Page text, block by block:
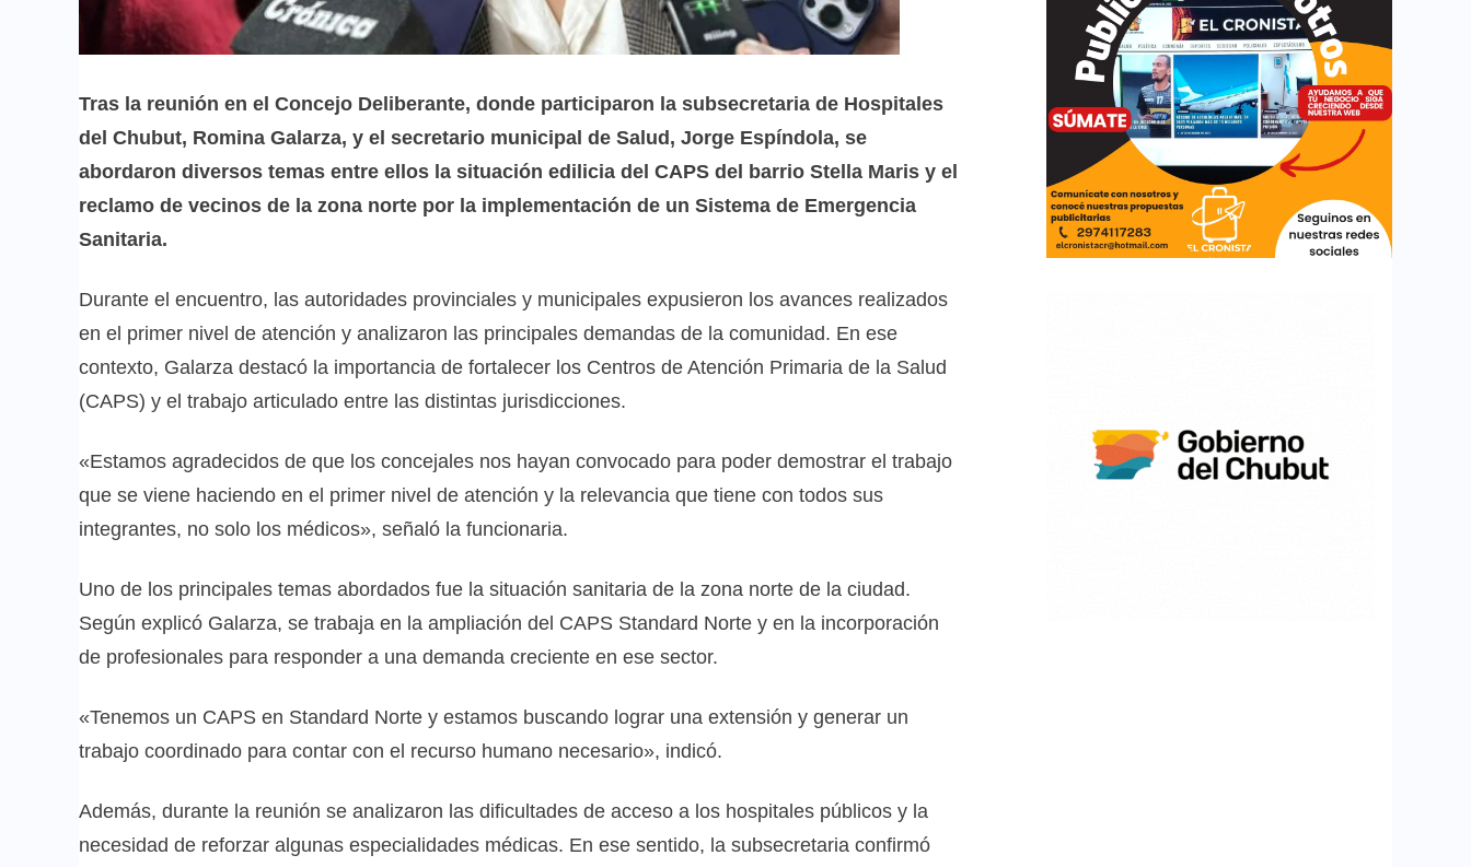
Tras la reunión en el Concejo Deliberante, donde participaron la subsecretaria de Hospitales
del Chubut, Romina Galarza, y el secretario municipal de Salud, Jorge Espíndola, se
abordaron diversos temas entre ellos la situación edilicia del CAPS del barrio Stella Maris y el
reclamo de vecinos de la zona norte por la implementación de un Sistema de Emergencia
Sanitaria.
Durante el encuentro, las autoridades provinciales y municipales expusieron los avances realizados
en el primer nivel de atención y analizaron las principales demandas de la comunidad. En ese
contexto, Galarza destacó la importancia de fortalecer los Centros de Atención Primaria de la Salud
(CAPS) y el trabajo articulado entre las distintas jurisdicciones.
«Estamos agradecidos de que los concejales nos hayan convocado para poder demostrar el trabajo
que se viene haciendo en el primer nivel de atención y la relevancia que tiene con todos sus
integrantes, no solo los médicos», señaló la funcionaria.
Uno de los principales temas abordados fue la situación sanitaria de la zona norte de la ciudad.
Según explicó Galarza, se trabaja en la ampliación del CAPS Standard Norte y en la incorporación
de profesionales para responder a una demanda creciente en ese sector.
«Tenemos un CAPS en Standard Norte y estamos buscando lograr una extensión y generar un
trabajo coordinado para contar con el recurso humano necesario», indicó.
Además, durante la reunión se analizaron las dificultades de acceso a los hospitales públicos y la
necesidad de reforzar algunas especialidades médicas. En ese sentido, la subsecretaria confirmó